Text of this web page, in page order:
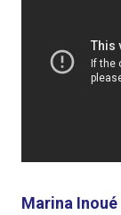
Marina Inoué